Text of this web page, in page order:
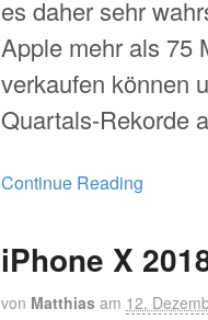
es daher sehr
Apple mehr als 75
verkaufen können
Quartals-Rekorde
Continue Reading
iPhone X
von Matthias am 12.